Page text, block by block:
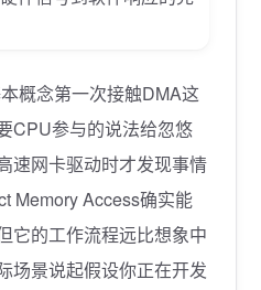
概念第一次接触DMA这
CPU参与的说法给忽悠
速网卡驱动时才发现事情
Memory Access确实能
它的工作流程远比想象中
场景说起假设你正在开发